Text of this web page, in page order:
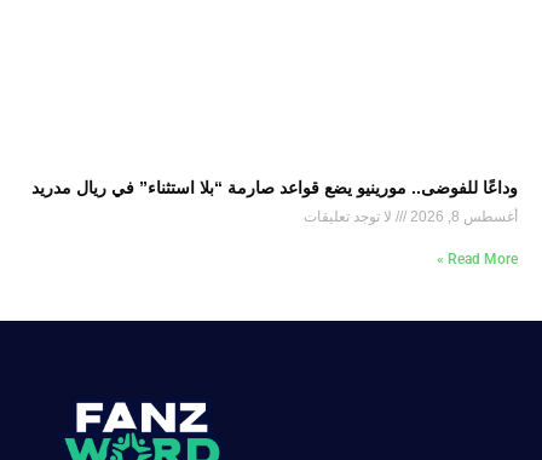
وداعًا للفوضى.. مورينيو يضع قواعد صارمة “بلا استثناء” في ريال مدريد
أغسطس 8, 2026 لا توجد تعليقات
Read More »